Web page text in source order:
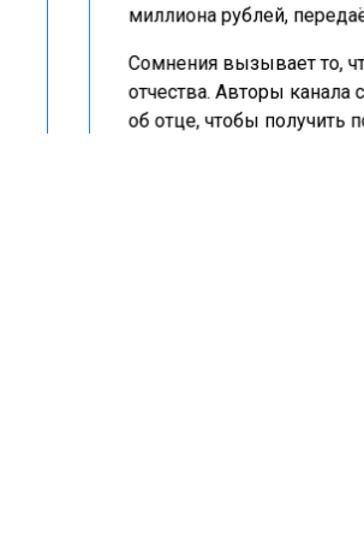
миллиона рублей,
Сомнения вызывает то,
отчества. Авторы
об отце, чтобы получить